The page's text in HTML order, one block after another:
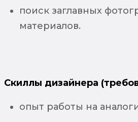
поиск заглавных
материалов.
Скиллы дизайнера
опыт работы на